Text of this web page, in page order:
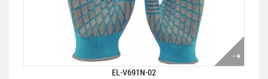
EL-V691N-02